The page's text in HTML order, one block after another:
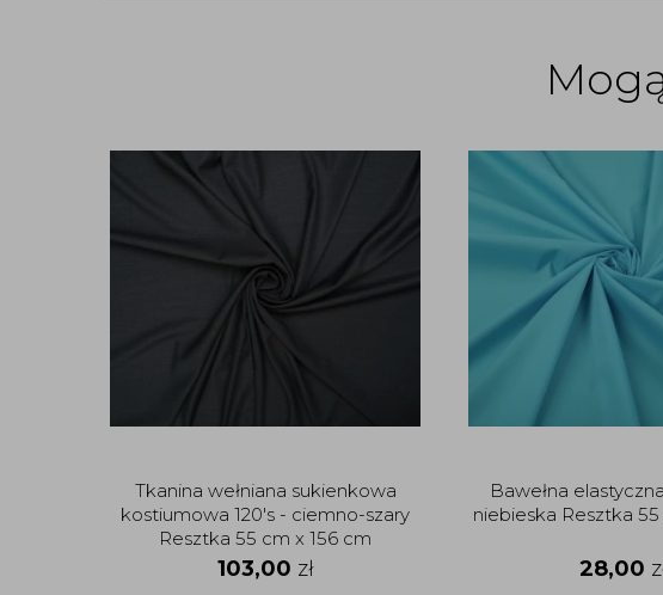
Tkanina wełniana sukienkowa
kostiumowa 120's - ciemno-szary
Resztka 55 cm x 156 cm
103,00 zł
Bawełna
niebieska Resztka
28,00